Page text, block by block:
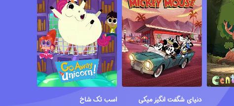
دنیای شگفت انگیز میکی موس اسب تک شاخ